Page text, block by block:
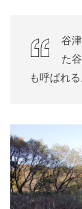
谷
た
も呼ばれ